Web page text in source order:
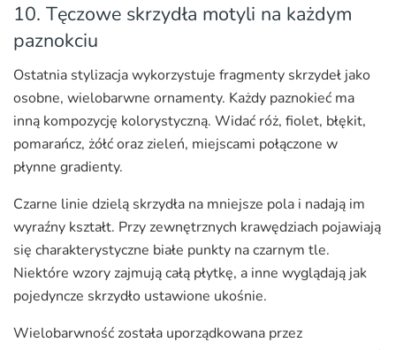
10. Tęczowe skrzydła motyli na każdym
paznokciu
Ostatnia stylizacja wykorzystuje fragmenty skrzydeł jako
osobne, wielobarwne ornamenty. Każdy paznokieć ma
inną kompozycję kolorystyczną. Widać róż, fiolet, błękit,
pomarańcz, żółć oraz zieleń, miejscami połączone w
płynne gradienty.
Czarne linie dzielą skrzydła na mniejsze pola i nadają im
wyraźny kształt. Przy zewnętrznych krawędziach pojawiają
się charakterystyczne białe punkty na czarnym tle.
Niektóre wzory zajmują całą płytkę, a inne wyglądają jak
pojedyncze skrzydło ustawione ukośnie.
Wielobarwność została uporządkowana przez